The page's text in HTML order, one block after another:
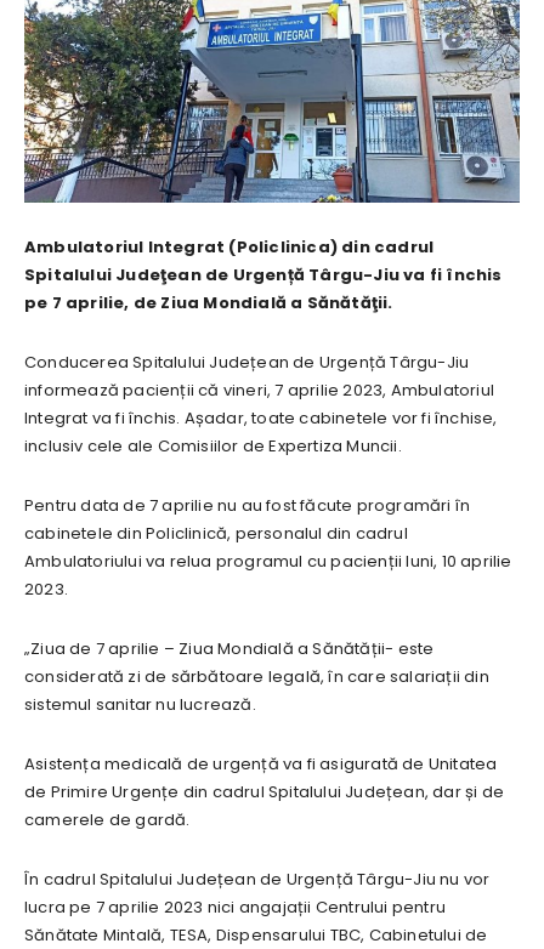
Ambulatoriul Integrat (Policlinica) din cadrul
Spitalului Judeţean de Urgență Târgu-Jiu va fi închis
pe 7 aprilie, de Ziua Mondială a Sănătăţii.
Conducerea Spitalului Județean de Urgență Târgu-Jiu
informează pacienții că vineri, 7 aprilie 2023, Ambulatoriul
Integrat va fi închis. Așadar, toate cabinetele vor fi închise,
inclusiv cele ale Comisiilor de Expertiza Muncii.
Pentru data de 7 aprilie nu au fost făcute programări în
cabinetele din Policlinică, personalul din cadrul
Ambulatoriului va relua programul cu pacienții luni, 10 aprilie
2023.
„Ziua de 7 aprilie – Ziua Mondială a Sănătății- este
considerată zi de sărbătoare legală, în care salariații din
sistemul sanitar nu lucrează.
Asistența medicală de urgență va fi asigurată de Unitatea
de Primire Urgențe din cadrul Spitalului Județean, dar și de
camerele de gardă.
În cadrul Spitalului Județean de Urgență Târgu-Jiu nu vor
lucra pe 7 aprilie 2023 nici angajații Centrului pentru
Sănătate Mintală, TESA, Dispensarului TBC, Cabinetului de